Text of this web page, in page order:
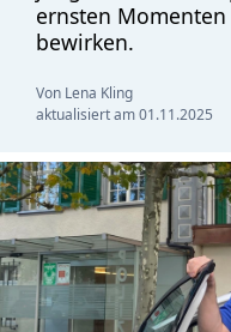
ernsten
bewirken.
Von Lena Kling
aktualisiert am01.11.2025